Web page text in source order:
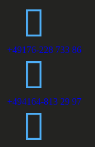
+49176-228 733 86
+494164-813 29 97